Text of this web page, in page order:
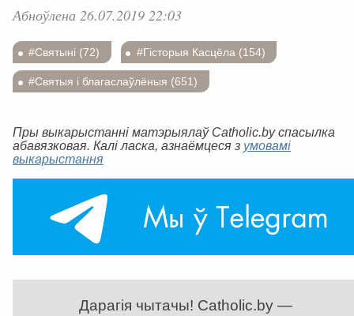
Абноўлена 26.07.2019 22:03
#Святыні (72) #Гісторыя Касцёла (154)
#Святыя і благаслаўлёныя (651)
Пры выкарыстанні матэрыялаў Catholic.by спасылка
абавязковая. Калі ласка, азнаёмцеся з умовамі
выкарыстання
Дарагія чытачы! Catholic.by —